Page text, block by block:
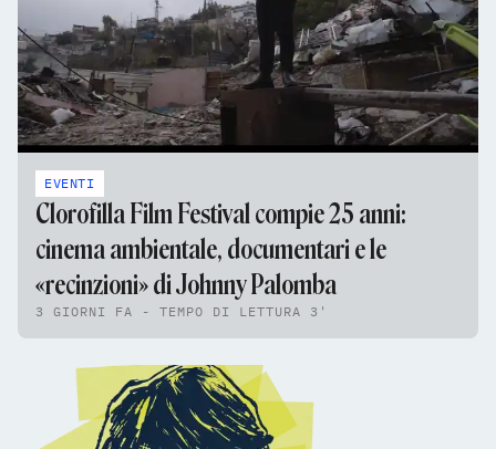
EVENTI
Clorofilla Film Festival compie 25 anni:
cinema ambientale, documentari e le
«recinzioni» di Johnny Palomba
3 GIORNI FA - TEMPO DI LETTURA 3'